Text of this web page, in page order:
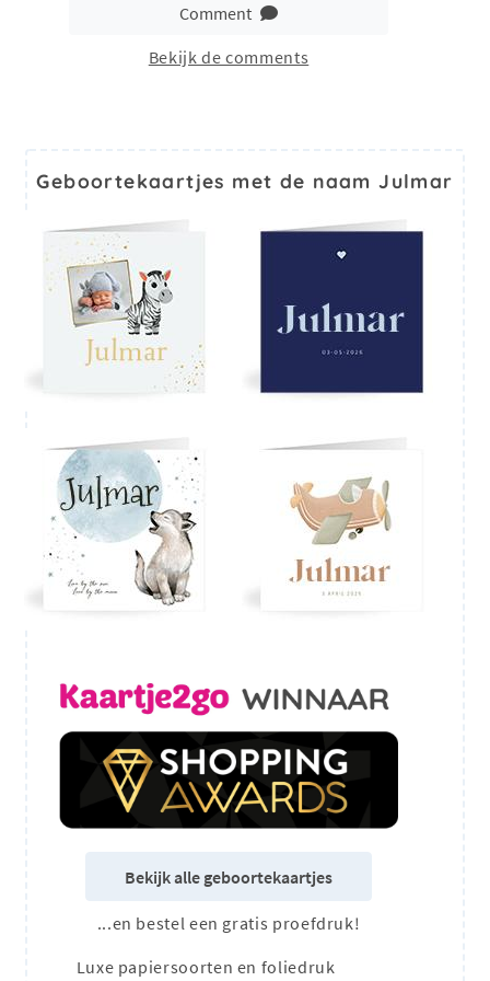
Comment
Bekijk de comments
Geboortekaartjes met de naam Julmar
Bekijk alle geboortekaartjes
...en bestel een gratis proefdruk!
Luxe papiersoorten en foliedruk